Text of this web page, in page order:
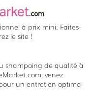
à prix mini. Faites-
le site !
shampoing de qualité à
venez
un entretien optimal